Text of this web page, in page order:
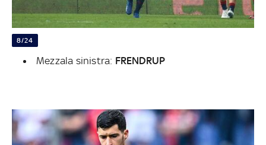
8/24
Mezzala sinistra: FRENDRUP